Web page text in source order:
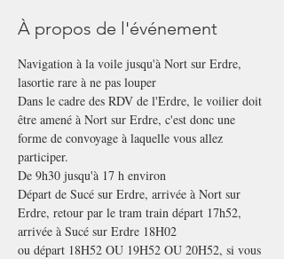
À propos de l'événement
Navigation à la voile jusqu'à Nort sur Erdre,
lasortie rare à ne pas louper
Dans le cadre des RDV de l'Erdre, le voilier doit
être amené à Nort sur Erdre, c'est donc une
forme de convoyage à laquelle vous allez
participer.
De 9h30 jusqu'à 17 h environ
Départ de Sucé sur Erdre, arrivée à Nort sur
Erdre, retour par le tram train départ 17h52,
arrivée à Sucé sur Erdre 18H02
ou départ 18H52 OU 19H52 OU 20H52, si vous